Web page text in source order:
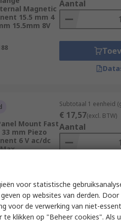
Magnetic
15.5 mm 4
15.5mm 8V
Aantal
Mount Fast
mm Piezo
6 V ac/dc
Subtotaal 1 eenheid
€ 17,57(excl. BTW)
Aantal
voor statistische
op websites van derden. Door
voor de verwerking van niet-
klikken op "Beheer cookies". Als